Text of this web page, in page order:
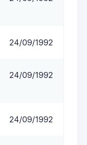
24/09/1992
24/09/1992
24/09/1992